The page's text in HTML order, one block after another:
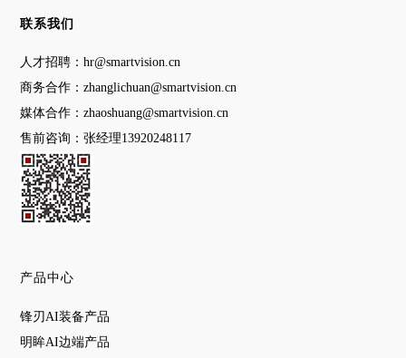
联系我们
人才招聘：hr@smartvision.cn
商务合作：zhanglichuan@smartvision.cn
媒体合作：zhaoshuang@smartvision.cn
售前咨询：张经理13920248117
产品中心
锋刃AI装备产品
明眸AI边端产品